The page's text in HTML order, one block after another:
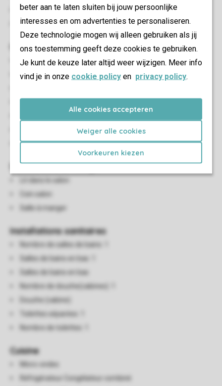
beter aan te laten sluiten bij jouw persoonlijke
interesses en om advertenties te personaliseren.
Deze technologie mogen wij alleen gebruiken als jij
ons toestemming geeft deze cookies te gebruiken.
Je kunt de keuze later altijd weer wijzigen. Meer info
vind je in onze cookie policy en privacy policy.
Alle cookies accepteren
Weiger alle cookies
Voorkeuren kiezen
Interdiction de fumer
Animaux admis
Chambre(s) à coucher
Nombre de chambres: 2
Chambres au RDC: 1
Nombre de lits superposés: 1
Couettes et oreillers une personne
Salon/salle à manger
Coin salon
Salle à manger
Installations sanitaires
Nombre de salles de bains: 1
Salles de bains en bas: 1
Salles de bains en bas
Nombre de douche(cabines): 1
Douche (cabine)
Toilettes séparées: 1
Nombre de toilettes: 1
Cuisine
Micro-ondes
Réfrigérateur Congélateur combiné